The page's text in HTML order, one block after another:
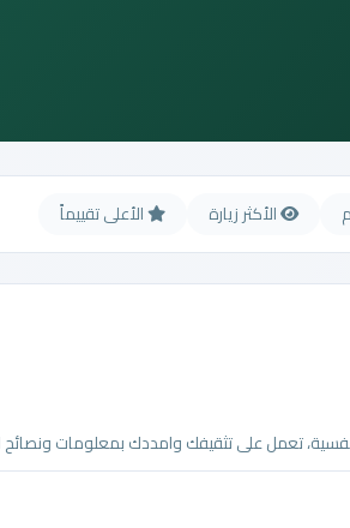
الأكثر زيارة الأعلى تقييماً
تعمل على تثقيفك وامددك بمعلومات ونصائح